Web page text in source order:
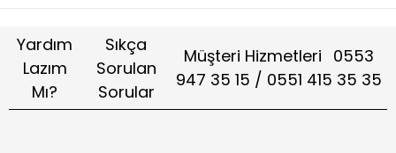
Yardım
Lazım
Mı?
Sıkça
Sorulan
Sorular
Müşteri Hizmetleri 0553
947 35 15 / 0551 415 35 35